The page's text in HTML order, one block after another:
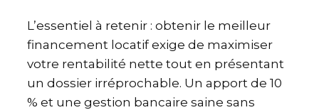
L’essentiel à retenir : obtenir le meilleur
financement locatif exige de maximiser
votre rentabilité nette tout en présentant
un dossier irréprochable. Un apport de 10
% et une gestion bancaire saine sans